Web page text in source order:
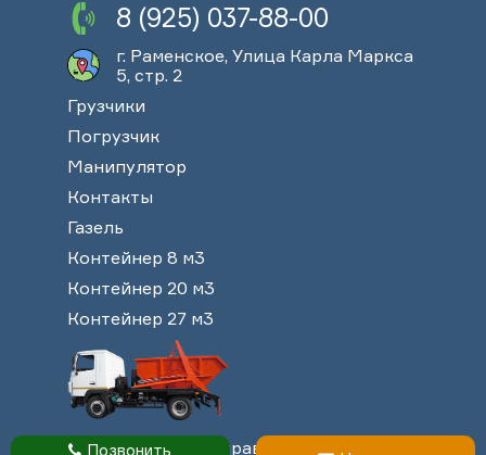
Позвонить
© 2013-2026. Все права защищены
Газель
Контейнер 8 м3
Контейнер 20 м3
Контейнер 27 м3
Грузчики
Погрузчик
Манипулятор
Контакты
8 (925) 037-88-00
г. Раменское, Улица Карла Маркса
5, стр. 2